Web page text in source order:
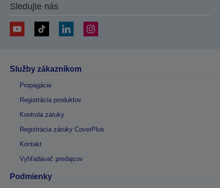
Sledujte nás
Služby zákazníkom
Propagácie
Registrácia produktov
Kontrola záruky
Registrácia záruky CoverPlus
Kontakt
Vyhľadávač predajcov
Podmienky